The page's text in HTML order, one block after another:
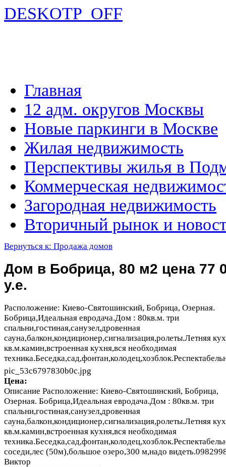
DESKOTP_OFF
Главная
12 адм. округов Москвы
Новые паркинги в Москве
Жилая недвижимость
Перспективы жилья в
Коммерческая
Загородная недвижимость
Вторичный рынок и
Вернуться к: Продажа домов
Дом в Бобрица, 80 м2 цена 77
у.е.
Расположение: Киево-Святошинский, Бобрица, Озерная.
Бобрица,Идеальная евродача.Дом : 80кв.м. три
спальни,гостиная,санузел,дровенная
сауна,балкон,кондиционер,сигнализация,ролеты.Летняя
кв.м.камин,встроенная кухня,вся необходимая
pic_53c6797830b0c.jpg
Цена:
Описание Расположение: Киево-Святошинский, Бобрица,
Озерная. Бобрица,Идеальная евродача.Дом : 80кв.м. три
спальни,гостиная,санузел,дровенная
сауна,балкон,кондиционер,сигнализация,ролеты.Летняя
кв.м.камин,встроенная кухня,вся необходимая
соседи,лес (50м),большое озеро,300 м,надо
Виктор